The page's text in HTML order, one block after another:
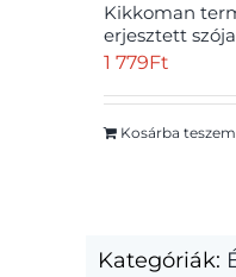
Kikkoman
erjesztett
1 779Ft
Kosárba teszem
Kategóriák: